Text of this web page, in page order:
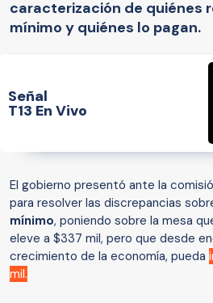
caracterización de quiénes
mínimo y quiénes lo pagan.
Señal
T13 En Vivo
El gobierno presentó ante la
para resolver las discrepancias
mínimo, poniendo sobre la mesa
eleve a $337 mil, pero que desde
crecimiento de la economía, pueda
mil.